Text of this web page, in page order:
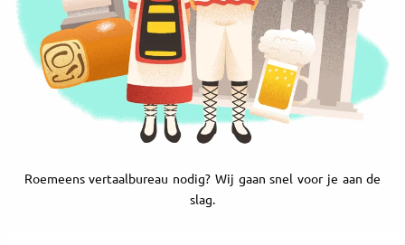
Roemeens vertaalbureau nodig? Wij gaan snel voor je aan de
slag.